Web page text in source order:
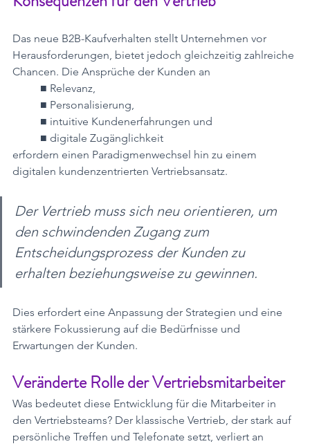
Das neue B2B-Kaufverhalten stellt Unternehmen vor
Herausforderungen, bietet jedoch gleichzeitig zahlreiche
Chancen. Die Ansprüche der Kunden an
■ Relevanz,
■ Personalisierung,
■ intuitive Kundenerfahrungen und
■ digitale Zugänglichkeit
erfordern einen Paradigmenwechsel hin zu einem
digitalen kundenzentrierten Vertriebsansatz.
Der Vertrieb muss sich neu orientieren, um
den schwindenden Zugang zum
Entscheidungsprozess der Kunden zu
erhalten beziehungsweise zu gewinnen.
Dies erfordert eine Anpassung der Strategien und eine
stärkere Fokussierung auf die Bedürfnisse und
Erwartungen der Kunden.
Veränderte Rolle der Vertriebsmitarbeiter
Was bedeutet diese Entwicklung für die Mitarbeiter in
den Vertriebsteams? Der klassische Vertrieb, der stark auf
persönliche Treffen und Telefonate setzt, verliert an